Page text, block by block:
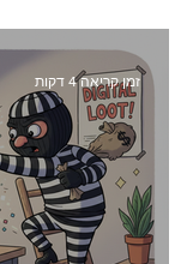
זמן קריאה 4 דקות